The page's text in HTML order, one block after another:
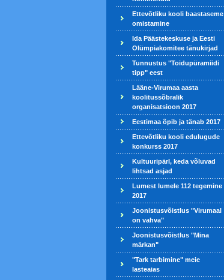
Ettevõtliku kooli baastaseme
omistamine
Ida Päästekeskuse ja Eesti
Olümpiakomitee tänukirjad
Tunnustus "Toidupüramiidi
tipp" eest
Lääne-Virumaa aasta
koolitussõbralik
organisatsioon 2017
Eestimaa õpib ja tänab 2017
Ettevõtliku kooli edulugude
konkurss 2017
Kultuuripärl, keda võluvad
lihtsad asjad
Lumest lumele 112 tegemine
2017
Joonistusvõistlus "Virumaal
on vahva"
Joonistusvõistlus "Mina
märkan"
"Tark tarbimine" meie
lasteaias